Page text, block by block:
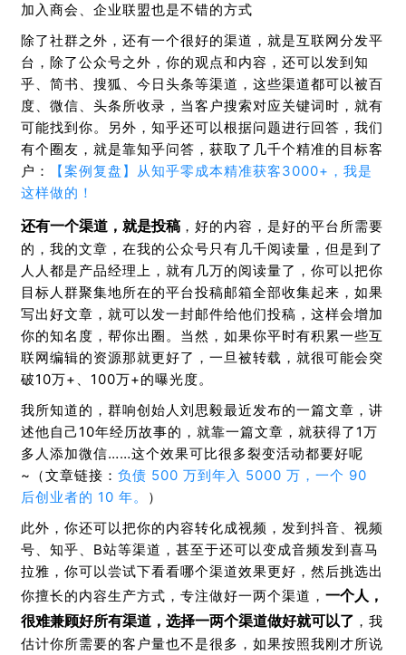
加入商会、企业联盟也是不错的方式
除了社群之外，还有一个很好的渠道，就是互联网分发平
台，除了公众号之外，你的观点和内容，还可以发到知
乎、简书、搜狐、今日头条等渠道，这些渠道都可以被百
度、微信、头条所收录，当客户搜索对应关键词时，就有
可能找到你。另外，知乎还可以根据问题进行回答，我们
有个圈友，就是靠知乎问答，获取了几千个精准的目标客
户：
【案例复盘】从知乎零成本精准获客3000+，我是
这样做的！
还有一个渠道，就是投稿 ，好的内容，是好的平台所需要
的，我的文章，在我的公众号只有几千阅读量，但是到了
人人都是产品经理上，就有几万的阅读量了，你可以把你
目标人群聚集地所在的平台投稿邮箱全部收集起来，如果
写出好文章，就可以发一封邮件给他们投稿，这样会增加
你的知名度，帮你出圈。当然，如果你平时有积累一些互
联网编辑的资源那就更好了，一旦被转载，就很可能会突
破10万+、100万+的曝光度。
我所知道的，群响创始人刘思毅最近发布的一篇文章，讲
述他自己10年经历故事的，就靠一篇文章，就获得了1万
多人添加微信……这个效果可比很多裂变活动都要好呢
~（文章链接： 负债 500 万到年入 5000 万，一个 90
后创业者的 10 年。
）
此外，你还可以把你的内容转化成视频，发到抖音、视频
号、知乎、B站等渠道，甚至于还可以变成音频发到喜马
拉雅，你可以尝试下看看哪个渠道效果更好，然后挑选出
你擅长的内容生产方式，专注做好一两个渠道， 一个人，
很难兼顾好所有渠道，选择一两个渠道做好就可以了 ，我
估计你所需要的客户量也不是很多，如果按照我刚才所说